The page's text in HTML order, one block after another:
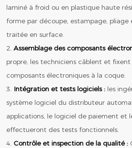
laminé à froid ou en plastique haute
forme par découpe, estampage, pliage
traitée en surface.
2.Assemblage des composants
propre, les techniciens câblent et
composants électroniques à la coque.
3. Intégration et tests logiciels : les
système logiciel du distributeur
applications, le logiciel de paiement et
effectueront des tests fonctionnels.
4. Contrôle et inspection de la qualité :